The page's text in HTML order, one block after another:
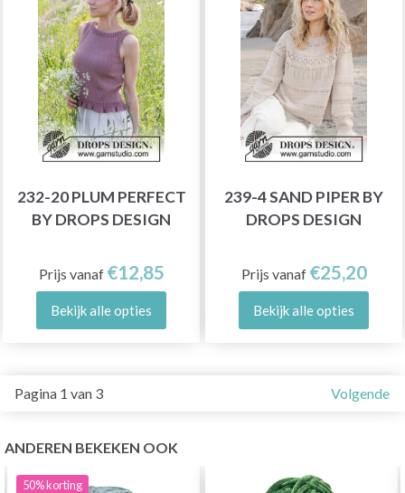
232-20 PLUM PERFECT
BY DROPS DESIGN
Prijs vanaf €12,85
Bekijk alle opties
239-4 SAND PIPER BY
DROPS DESIGN
Prijs vanaf €25,20
Bekijk alle opties
Pagina 1 van 3 Volgende
ANDEREN BEKEKEN OOK
50%korting